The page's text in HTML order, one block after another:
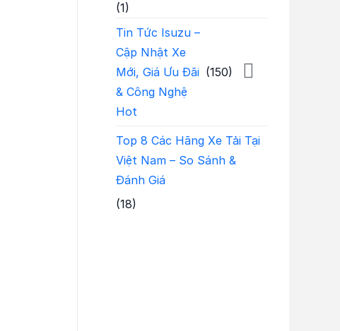
(1)
Tin Tức Isuzu –
Cập Nhật Xe
Mới, Giá Ưu Đãi
& Công Nghệ
Hot
(150)
Top 8 Các Hãng Xe Tải Tại
Việt Nam – So Sánh &
Đánh Giá
(18)